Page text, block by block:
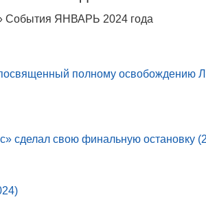
События ЯНВАРЬ 2024 года
полному освобождению
сделал свою финальную остановку